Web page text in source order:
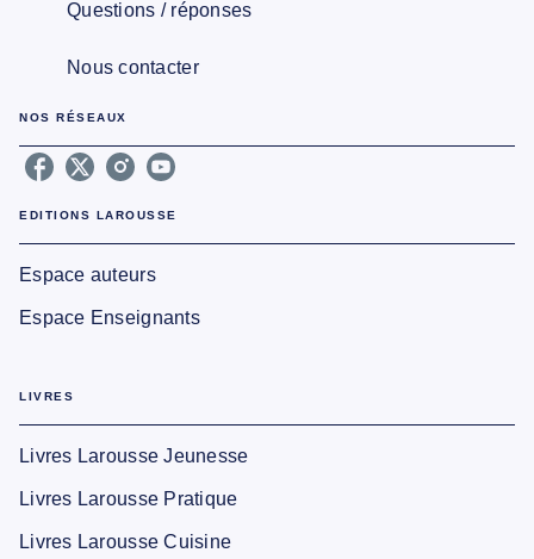
Questions / réponses
Nous contacter
NOS RÉSEAUX
EDITIONS LAROUSSE
Espace auteurs
Espace Enseignants
LIVRES
Livres Larousse Jeunesse
Livres Larousse Pratique
Livres Larousse Cuisine